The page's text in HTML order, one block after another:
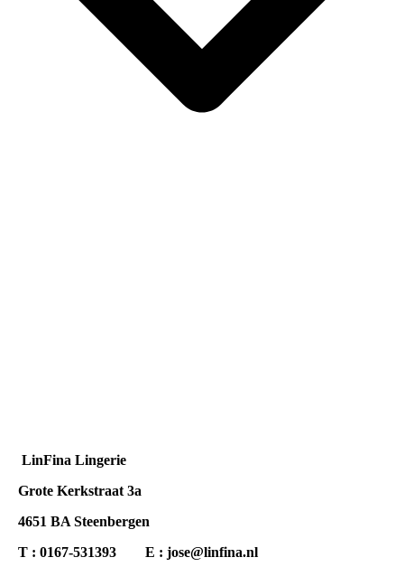
LinFina Lingerie
Grote Kerkstraat 3a
4651 BA Steenbergen
T : 0167-531393
E : jose@linfina.nl